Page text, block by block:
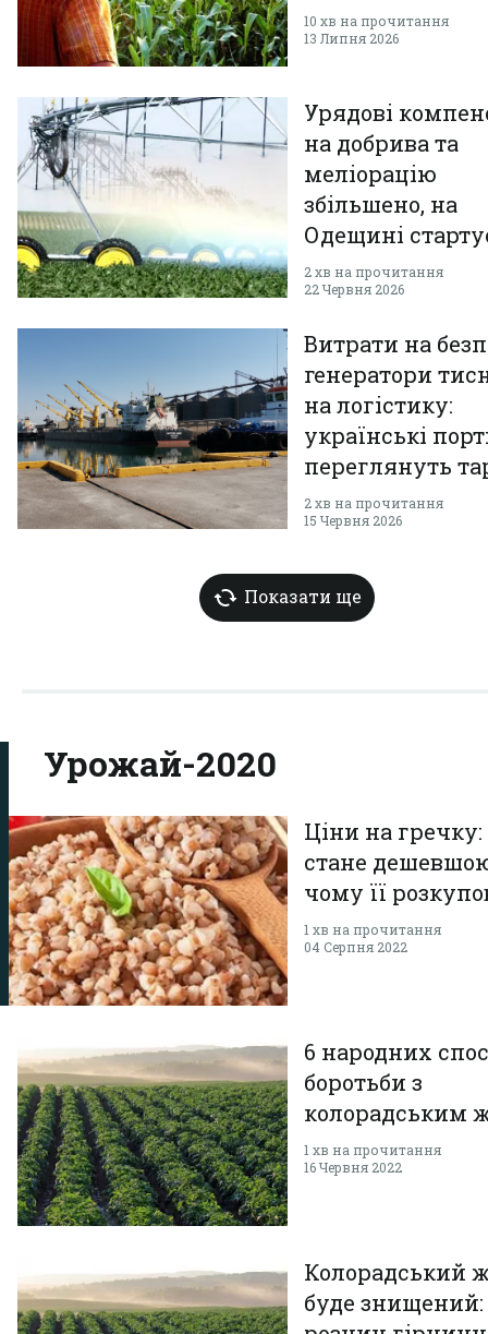
10 хв на прочитання
13 Липня 2026
Урядові
на добрива та
меліорацію
збільшено, на
Одещині
модернізація
зрошення
2 хв на прочитання
22 Червня 2026
Витрати на
генератори
на логістику:
українські
переглянуть
на перевалку
2 хв на прочитання
15 Червня 2026
Показати ще
Урожай-2020
Ціни на
стане
чому її
1 хв на прочитання
04 Серпня 2022
6 народних
боротьби з
колорадським
1 хв на прочитання
16 Червня 2022
Колорадський
буде знищений: